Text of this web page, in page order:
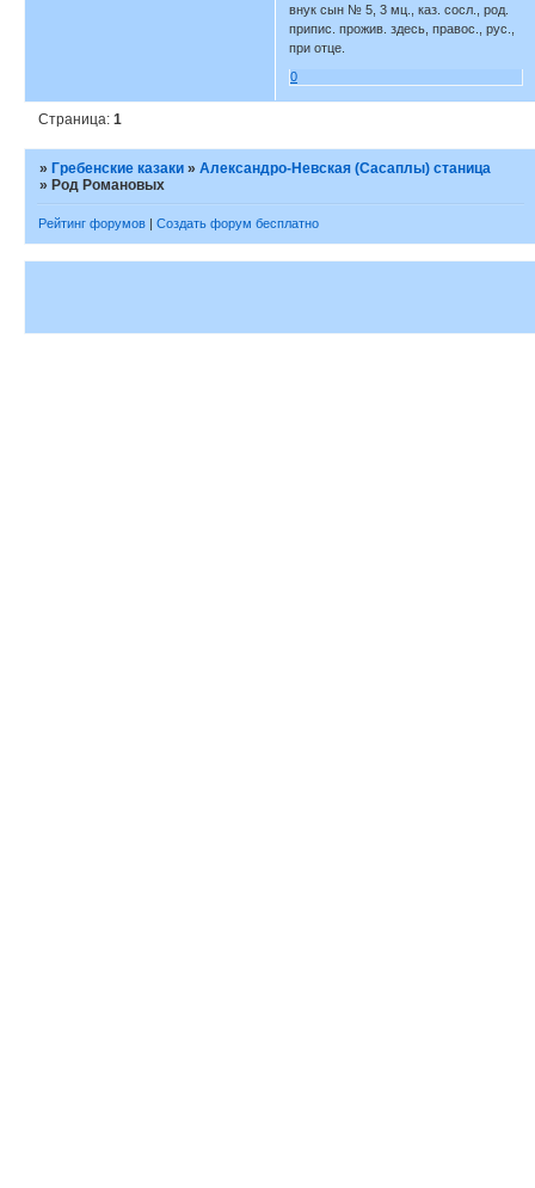
внук сын № 5, 3 мц., каз. сосл., род.
припис. прожив. здесь, правос., рус.,
при отце.
0
Страница:1
» Гребенские казаки »Александро-Невская (Сасаплы) станица
» Род Романовых
Рейтинг форумов | Создать форум бесплатно